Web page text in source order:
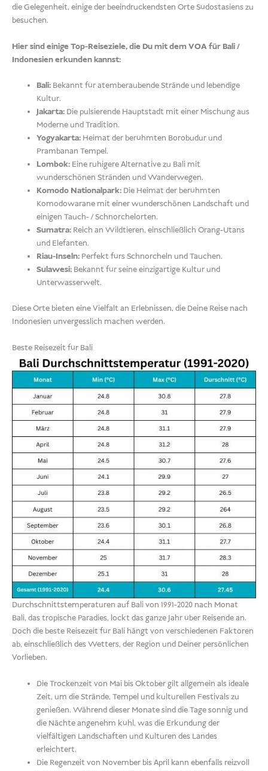
die Gelegenheit, einige der beeindruckendsten Orte Südostasiens zu
besuchen.
Hier sind einige Top-Reiseziele, die Du mit dem VOA für Bali /
Indonesien erkunden kannst:
Bali: Bekannt für atemberaubende Strände und lebendige
Kultur.
Jakarta: Die pulsierende Hauptstadt mit einer Mischung aus
Moderne und Tradition.
Yogyakarta: Heimat der berühmten Borobudur und
Prambanan Tempel.
Lombok: Eine ruhigere Alternative zu Bali mit
wunderschönen Stränden und Wanderwegen.
Komodo Nationalpark: Die Heimat der berühmten
Komodowarane mit einer wunderschönen Landschaft und
einigen Tauch- / Schnorchelorten.
Sumatra: Reich an Wildtieren, einschließlich Orang-Utans
und Elefanten.
Riau-Inseln: Perfekt fürs Schnorcheln und Tauchen.
Sulawesi: Bekannt für seine einzigartige Kultur und
Unterwasserwelt.
Diese Orte bieten eine Vielfalt an Erlebnissen, die Deine Reise nach
Indonesien unvergesslich machen werden.
Beste Reisezeit für Bali
Durchschnittstemperaturen auf Bali von 1991-2020 nach Monat
Bali, das tropische Paradies, lockt das ganze Jahr über Reisende an.
Doch die beste Reisezeit für Bali hängt von verschiedenen Faktoren
ab, einschließlich des Wetters, der Region und Deiner persönlichen
Vorlieben.
Die Trockenzeit von Mai bis Oktober gilt allgemein als ideale
Zeit, um die Strände, Tempel und kulturellen Festivals zu
genießen. Während dieser Monate sind die Tage sonnig und
die Nächte angenehm kühl, was die Erkundung der
vielfältigen Landschaften und Kulturen des Landes
erleichtert.
Die Regenzeit von November bis April kann ebenfalls reizvoll